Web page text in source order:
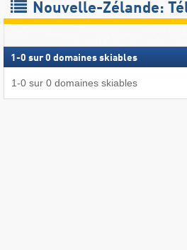
Nouvelle-Zélande:
1 -0 sur0 domaines skiables
1-0 sur 0 domaines skiables